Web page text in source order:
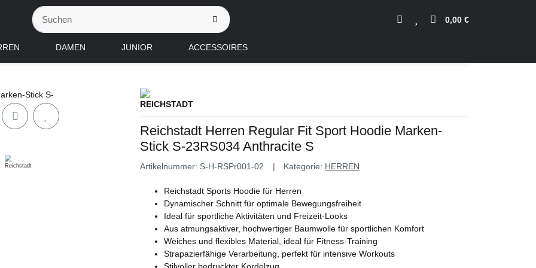
0,00 €
DAMEN JUNIOR ACCESSOIRES
Reichstadt Herren Regular Fit Sport Hoodie Marken-
Stick S-23RS034 Anthracite S
Artikelnummer: S-H-RSPr001-02 Kategorie: HERREN
Reichstadt Sports Hoodie für Herren
Dynamischer Schnitt für optimale Bewegungsfreiheit
Ideal für sportliche Aktivitäten und Freizeit-Looks
Aus atmungsaktiver, hochwertiger Baumwolle für sportlichen Komfort
Weiches und flexibles Material, ideal für Fitness-Training
Strapazierfähige Verarbeitung, perfekt für intensive Workouts
Stilvoller bedruckter Kordelzug